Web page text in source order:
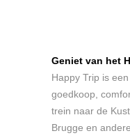
Geniet van het
Happy Trip is
goedkoop,
trein naar de Kust,
Brugge en